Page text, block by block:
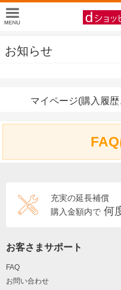
お知らせ
マイページ(購入履
充実の延長補償
購入金額内で 何
お客さまサポート
FAQ
お問い合わせ